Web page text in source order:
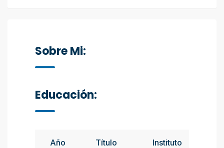
Sobre Mi:
Educación:
Año Título Instituto